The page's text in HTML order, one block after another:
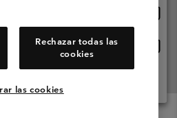
Rechazar todas las
cookies
las cookies
línea
Los Países